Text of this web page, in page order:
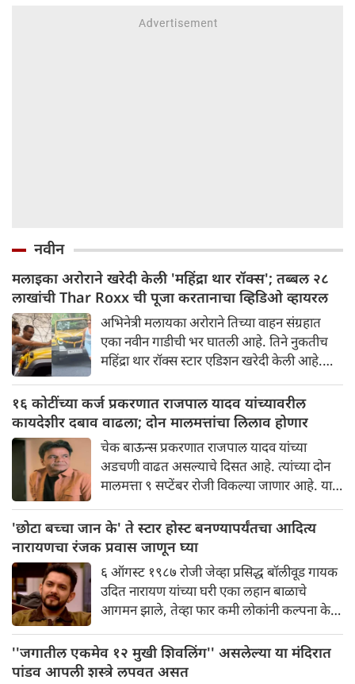
नवीन
मलाइका अरोराने खरेदी केली 'महिंद्रा थार रॉक्स'; तब्बल २८
लाखांची Thar Roxx ची पूजा करतानाचा व्हिडिओ व्हायरल
अभिनेत्री मलायका अरोराने तिच्या वाहन संग्रहात
एका नवीन गाडीची भर घातली आहे. तिने नुकतीच
महिंद्रा थार रॉक्स स्टार एडिशन खरेदी केली आहे.
करण्यात आली, ज्याचा व्हिडिओ आता इंस्टाग्रामवर
मोठ्या प्रमाणावर शेअर केला जात आहे. गाडी
मिळाल्यानंतर, मलायकाने तिच्या घरी पूजा-अर्चा
देखील केली.
१६ कोटींच्या कर्ज प्रकरणात राजपाल यादव यांच्यावरील
कायदेशीर दबाव वाढला; दोन मालमत्तांचा लिलाव होणार
चेक बाऊन्स प्रकरणात राजपाल यादव यांच्या
अडचणी वाढत असल्याचे दिसत आहे. त्यांच्या दोन
मालमत्ता ९ सप्टेंबर रोजी विकल्या जाणार आहे. या
गावात आहे.
'छोटा बच्चा जान के' ते स्टार होस्ट बनण्यापर्यंतचा आदित्य
नारायणचा रंजक प्रवास जाणून घ्या
६ ऑगस्ट १९८७ रोजी जेव्हा प्रसिद्ध बॉलीवूड गायक
उदित नारायण यांच्या घरी एका लहान बाळाचे
आगमन झाले, तेव्हा फार कमी लोकांनी कल्पना केली
प्रतिभेने सर्व वयोगटातील प्रेक्षकांची मने जिंकेल.
आम्ही बोलत आहोत प्रसिद्ध गायक, अभिनेते आणि
''जगातील एकमेव १२ मुखी शिवलिंग'' असलेल्या या मंदिरात
पांडव आपली शस्त्रे लपवत असत